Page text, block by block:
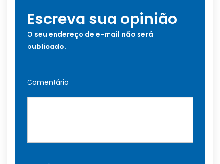
Escreva sua opinião
O seu endereço de e-mail não será
publicado.
Comentário